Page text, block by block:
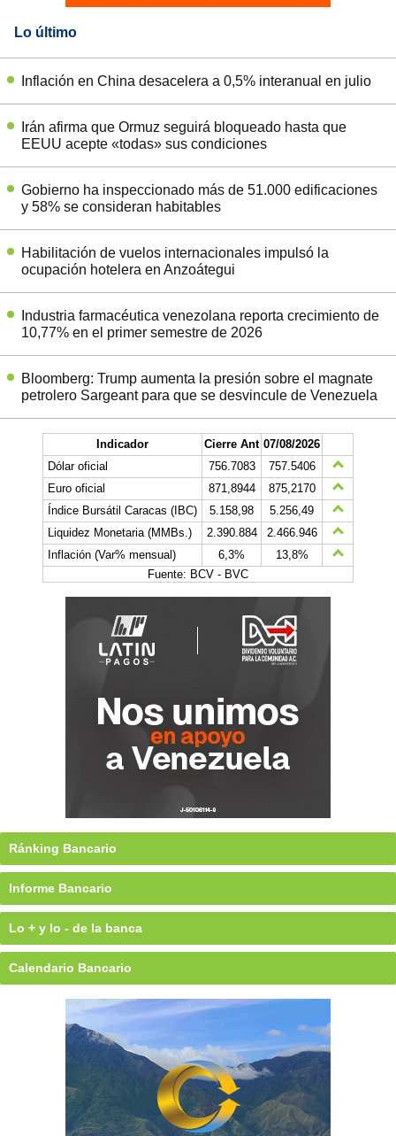
Lo último
Inflación en China desacelera a 0,5% interanual en julio
Irán afirma que Ormuz seguirá bloqueado hasta que
EEUU acepte «todas» sus condiciones
Gobierno ha inspeccionado más de 51.000 edificaciones
y 58% se consideran habitables
Habilitación de vuelos internacionales impulsó la
ocupación hotelera en Anzoátegui
Industria farmacéutica venezolana reporta crecimiento de
10,77% en el primer semestre de 2026
Bloomberg: Trump aumenta la presión sobre el magnate
petrolero Sargeant para que se desvincule de Venezuela
Indicador Cierre Ant 07/08/2026
Dólar oficial
756.7083
757.5406
Euro oficial
871,8944
875,2170
Índice Bursátil Caracas (IBC)
5.158,98
5.256,49
Liquidez Monetaria (MMBs.)
2.390.884
2.466.946
Inflación (Var% mensual)
6,3%
13,8%
Fuente: BCV - BVC
Ránking Bancario
Informe Bancario
Lo + y lo - de la banca
Calendario Bancario